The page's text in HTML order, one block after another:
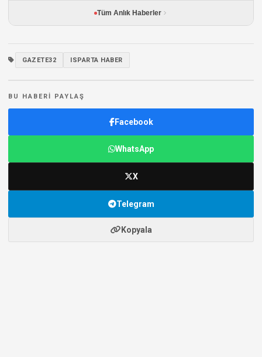
Tüm Anlık Haberler
GAZETE32 ISPARTA HABER
BU HABERI PAYLAŞ
Facebook
WhatsApp
X
Telegram
Kopyala